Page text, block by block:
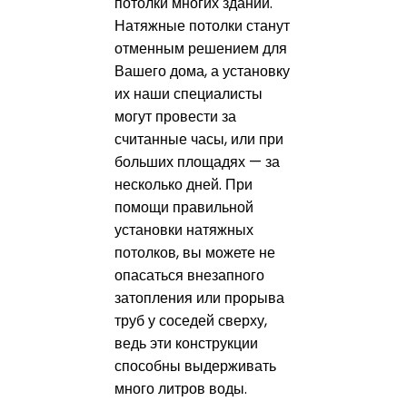
Натяжные потолки станут
отменным решением для
Вашего дома, а установку
их наши специалисты
могут провести за
считанные часы, или при
больших площадях — за
несколько дней. При
помощи правильной
установки натяжных
потолков, вы можете не
опасаться внезапного
затопления или прорыва
труб у соседей сверху,
ведь эти конструкции
способны выдерживать
много литров воды.